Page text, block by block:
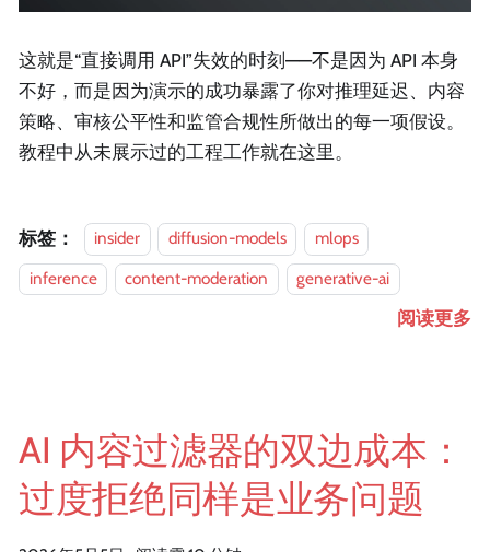
这就是“直接调用 API”失效的时刻——不是因为 API 本身
不好，而是因为演示的成功暴露了你对推理延迟、内容
策略、审核公平性和监管合规性所做出的每一项假设。
教程中从未展示过的工程工作就在这里。
标签： insider diffusion-models
mlops
inference
content-moderation generative-ai
阅读更多
AI 内容过滤器的双边成本：
过度拒绝同样是业务问题